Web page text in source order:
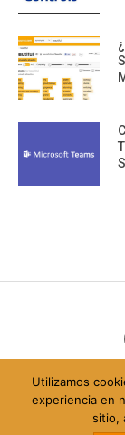
Utilizamos
experiencia en
sitio,